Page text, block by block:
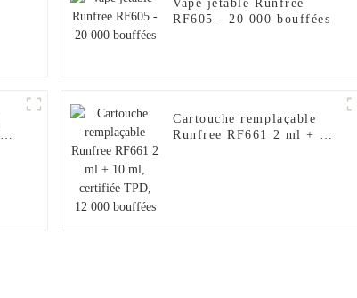
Vape jetable Runfree
RF605 - 20 000 bouffées
Cartouche remplaçable
Runfree RF661 2 ml + 10